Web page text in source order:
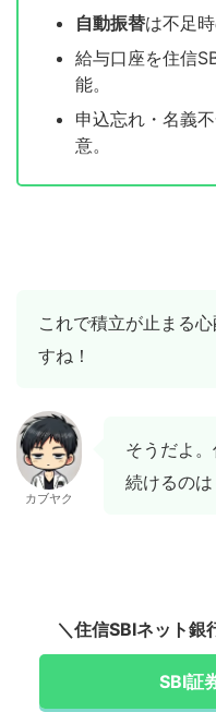
自動振替は不足
給与口座を住信
能。
申込忘れ・名義
意。
これで積立が止まる
すね！
カブヤク
そうだよ
続けるのは
＼住信SBIネット銀
SBI証